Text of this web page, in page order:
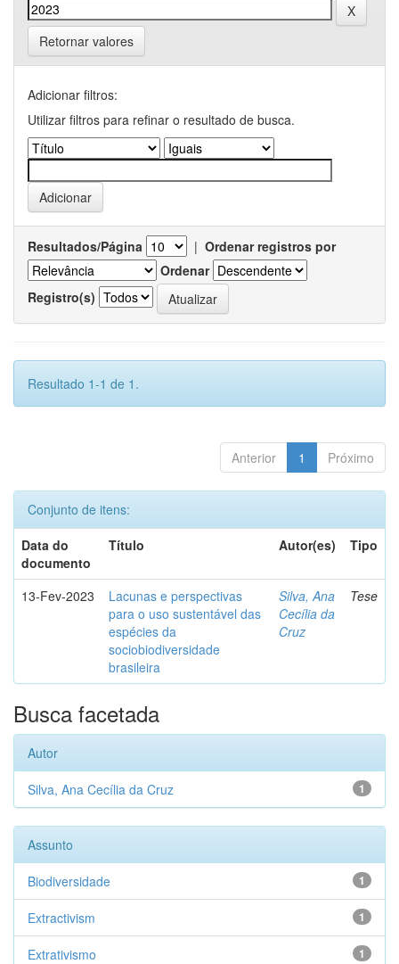
Retornar valores
Adicionar filtros:
Utilizar filtros para refinar o resultado de busca.
Resultados/Página | Ordenar registros por
Ordenar
Registro(s)
Resultado 1-1 de 1.
Anterior 1 Próximo
Conjunto de itens:
Data do
documento
Título Autor(es) Tipo
13-Fev-2023
Lacunas e perspectivas
para o uso sustentável das
espécies da
sociobiodiversidade
brasileira
Silva, Ana
Cecília da
Cruz
Tese
Busca facetada
Autor
1
Silva, Ana Cecília da Cruz
Assunto
1
Biodiversidade
1
Extractivism
1
Extrativismo